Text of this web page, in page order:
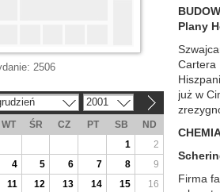
Plany
Cartera
już w
Firma
2506
2001
WT ŚR CZ PT SB
ND
1
2
4 5 6 7 8
9
11 12 13 14 15
16